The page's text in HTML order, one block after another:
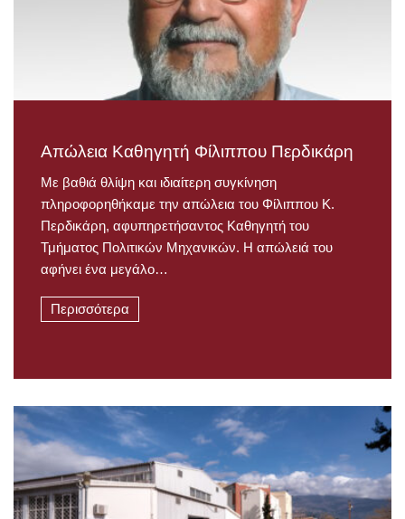
Απώλεια Καθηγητή Φίλιππου Περδικάρη
Με βαθιά θλίψη και ιδιαίτερη συγκίνηση
πληροφορηθήκαμε την απώλεια του Φίλιππου Κ.
Περδικάρη, αφυπηρετήσαντος Καθηγητή του
Τμήματος Πολιτικών Μηχανικών. Η απώλειά του
αφήνει ένα μεγάλο…
Περισσότερα